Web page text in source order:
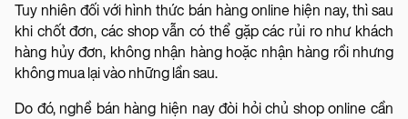
Tuy nhiên đối với hình thức bán hàng online hiện nay, thì sau
khi chốt đơn, các shop vẫn có thể gặp các rủi ro như khách
hàng hủy đơn, không nhận hàng hoặc nhận hàng rồi nhưng
không mua lại vào những lần sau.
Do đó, nghề bán hàng hiện nay đòi hỏi chủ shop online cần